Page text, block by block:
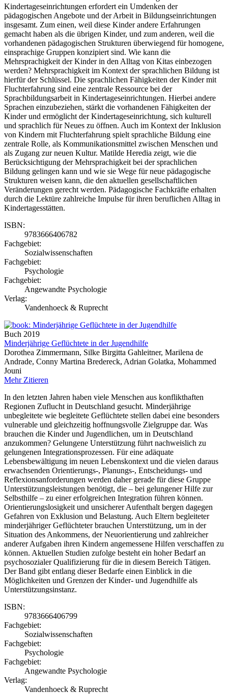
Kindertageseinrichtungen erfordert ein Umdenken der
pädagogischen Angebote und der Arbeit in Bildungseinrichtungen
insgesamt. Zum einen, weil diese Kinder andere Erfahrungen
gemacht haben als die übrigen Kinder, und zum anderen, weil die
vorhandenen pädagogischen Strukturen überwiegend für homogene,
einsprachige Gruppen konzipiert sind. Wie kann die
Mehrsprachigkeit der Kinder in den Alltag von Kitas einbezogen
werden? Mehrsprachigkeit im Kontext der sprachlichen Bildung ist
hierfür der Schlüssel. Die sprachlichen Fähigkeiten der Kinder mit
Fluchterfahrung sind eine zentrale Ressource bei der
Sprachbildungsarbeit in Kindertageseinrichtungen. Hierbei andere
Sprachen einzubeziehen, stärkt die vorhandenen Fähigkeiten der
Kinder und ermöglicht der Kindertageseinrichtung, sich kulturell
und sprachlich für Neues zu öffnen. Auch im Kontext der Inklusion
von Kindern mit Fluchterfahrung spielt sprachliche Bildung eine
zentrale Rolle, als Kommunikationsmittel zwischen Menschen und
als Zugang zur neuen Kultur. Matilde Heredia zeigt, wie die
Berücksichtigung der Mehrsprachigkeit bei der sprachlichen
Bildung gelingen kann und wie sie Wege für neue pädagogische
Strukturen weisen kann, die den aktuellen gesellschaftlichen
Veränderungen gerecht werden. Pädagogische Fachkräfte erhalten
durch die Lektüre zahlreiche Impulse für ihren beruflichen Alltag in
Kindertagesstätten.
ISBN:
9783666406782
Fachgebiet:
Sozialwissenschaften
Fachgebiet:
Psychologie
Fachgebiet:
Angewandte Psychologie
Verlag:
Vandenhoeck & Ruprecht
Buch 2019
Minderjährige Geflüchtete in der Jugendhilfe
Dorothea Zimmermann, Silke Birgitta Gahleitner, Marilena de
Andrade, Conny Martina Bredereck, Adrian Golatka, Mohammed
Jouni
Mehr Zitieren
In den letzten Jahren haben viele Menschen aus konflikthaften
Regionen Zuflucht in Deutschland gesucht. Minderjährige
unbegleitete wie begleitete Geflüchtete stellen dabei eine besonders
vulnerable und gleichzeitig hoffnungsvolle Zielgruppe dar. Was
brauchen die Kinder und Jugendlichen, um in Deutschland
anzukommen? Gelungene Unterstützung führt nachweislich zu
gelungenen Integrationsprozessen. Für eine adäquate
Lebensbewältigung im neuen Lebenskontext und die vielen daraus
erwachsenden Orientierungs-, Planungs-, Entscheidungs- und
Reflexionsanforderungen werden daher gerade für diese Gruppe
Unterstützungsleistungen benötigt, die – bei gelungener Hilfe zur
Selbsthilfe – zu einer erfolgreichen Integration führen können.
Orientierungslosigkeit und unsicherer Aufenthalt bergen dagegen
Gefahren von Exklusion und Belastung. Auch Eltern begleiteter
minderjähriger Geflüchteter brauchen Unterstützung, um in der
Situation des Ankommens, der Neuorientierung und zahlreicher
anderer Aufgaben ihren Kindern angemessene Hilfen verschaffen zu
können. Aktuellen Studien zufolge besteht ein hoher Bedarf an
psychosozialer Qualifizierung für die in diesem Bereich Tätigen.
Der Band gibt entlang dieser Bedarfe einen Einblick in die
Möglichkeiten und Grenzen der Kinder- und Jugendhilfe als
Unterstützungsinstanz.
ISBN:
9783666406799
Fachgebiet:
Sozialwissenschaften
Fachgebiet:
Psychologie
Fachgebiet:
Angewandte Psychologie
Verlag:
Vandenhoeck & Ruprecht